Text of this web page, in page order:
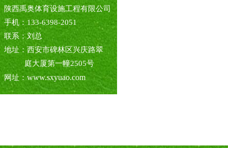
陕西禹奥体育设施工程有限公司
手机：133-6398-2051
联系：刘总
地址：西安市碑林区兴庆路翠
庭大厦第一幢2505号
网址：www.sxyuao.com